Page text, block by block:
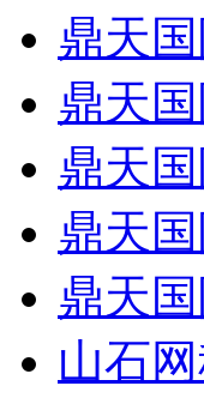
鼎天
鼎天
鼎天
鼎天
鼎天
山石